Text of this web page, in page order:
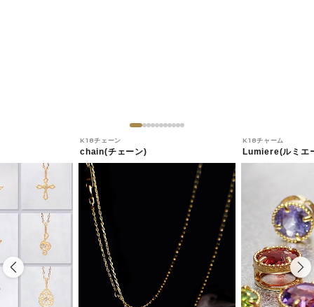
K18チェーン
chain(チェーン)
K18チャーム
Lumiere(ルミエ